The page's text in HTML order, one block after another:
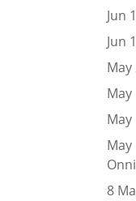
Jun
Jun
May
May
May
May
Onni
8